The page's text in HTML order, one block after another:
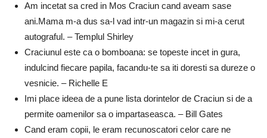
Am incetat sa cred in Mos Craciun cand aveam sase
ani.Mama m-a dus sa-l vad intr-un magazin si mi-a cerut
autograful. – Templul Shirley
Craciunul este ca o bomboana: se topeste incet in gura,
indulcind fiecare papila, facandu-te sa iti doresti sa dureze o
vesnicie. – Richelle E
Imi place ideea de a pune lista dorintelor de Craciun si de a
permite oamenilor sa o impartaseasca. – Bill Gates
Cand eram copii, le eram recunoscatori celor care ne